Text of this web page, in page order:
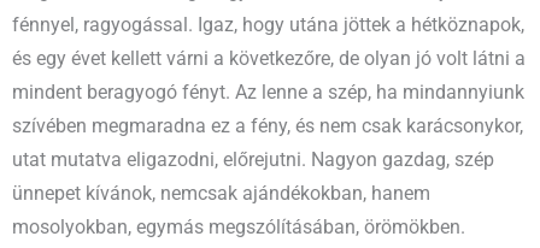
fénnyel, ragyogással. Igaz, hogy utána jöttek a hétköznapok,
és egy évet kellett várni a következőre, de olyan jó volt látni a
mindent beragyogó fényt. Az lenne a szép, ha mindannyiunk
szívében megmaradna ez a fény, és nem csak karácsonykor,
utat mutatva eligazodni, előrejutni. Nagyon gazdag, szép
ünnepet kívánok, nemcsak ajándékokban, hanem
mosolyokban, egymás megszólításában, örömökben.